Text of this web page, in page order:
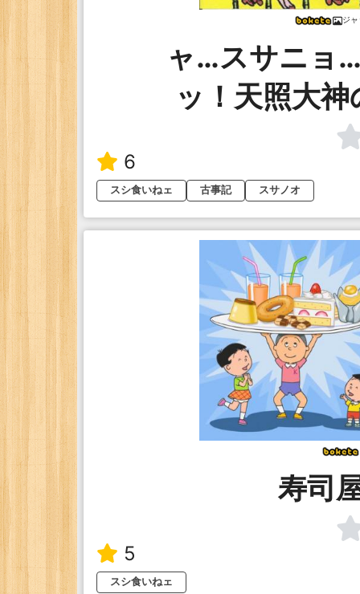
ジ
ャ…スサニョ
ッ！天照大
6
スシ食いねェ 古事記 スサノオ
寿司
5
スシ食いねェ